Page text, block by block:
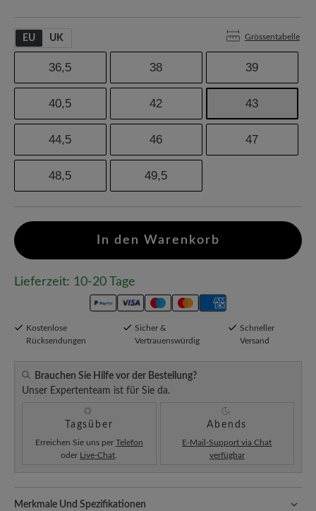
EU UK Grössentabelle
36,5 38 39
40,5 42 43
44,5 46 47
48,5 49,5
In den Warenkorb
Lieferzeit: 10-20 Tage
Kostenlose
Rücksendungen
Sicher &
Vertrauenswürdig
Schneller
Versand
Brauchen Sie Hilfe vor der Bestellung?
Unser Expertenteam ist für Sie da.
Tagsüber
Erreichen Sie uns per Telefon
oder Live-Chat
Abends
E-Mail-Support via Chat
verfügbar
Merkmale Und Spezifikationen